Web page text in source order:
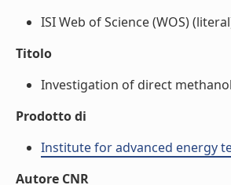
ISI Web of Science (WOS)
Titolo
Investigation of direct
Prodotto di
Institute for advanced energy
Autore CNR